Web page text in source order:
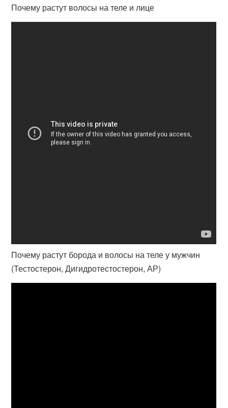
Почему растут волосы на теле и лице
Почему растут борода и волосы на теле у мужчин
(Тестостерон, Дигидротестостерон, АР)